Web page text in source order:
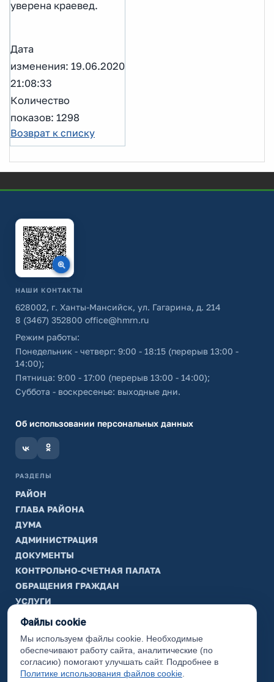
уверена краевед.
Дата
изменения: 19.06.2020
21:08:33
Количество
показов: 1298
Возврат к списку
НАШИ КОНТАКТЫ
628002, г. Ханты-Мансийск, ул. Гагарина, д. 214
8 (3467) 352800 office@hmrn.ru
Режим работы:
Понедельник - четверг: 9:00 - 18:15 (перерыв 13:00 -
14:00);
Пятница: 9:00 - 17:00 (перерыв 13:00 - 14:00);
Суббота - воскресенье: выходные дни.
Об использовании персональных данных
РАЗДЕЛЫ
РАЙОН
ГЛАВА РАЙОНА
ДУМА
АДМИНИСТРАЦИЯ
ДОКУМЕНТЫ
КОНТРОЛЬНО-СЧЕТНАЯ ПАЛАТА
ОБРАЩЕНИЯ ГРАЖДАН
УСЛУГИ
ТИК
ИНФОРМАЦИЯ
Законодательная карта
Карта сайта
Файлы cookie
Мы используем файлы cookie. Необходимые
обеспечивают работу сайта, аналитические (по
согласию) помогают улучшать сайт. Подробнее в
Политике использования файлов cookie